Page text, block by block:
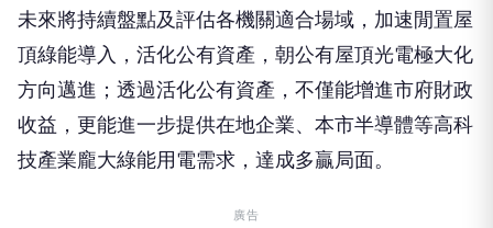
未來將持續盤點及評估各機關適合場域，加速閒置屋
頂綠能導入，活化公有資產，朝公有屋頂光電極大化
方向邁進；透過活化公有資產，不僅能增進市府財政
收益，更能進一步提供在地企業、本市半導體等高科
技產業龐大綠能用電需求，達成多贏局面。
廣告